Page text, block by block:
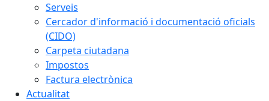
Serveis
Cercador d'informació i documentació oficials
(CIDO)
Carpeta ciutadana
Impostos
Factura electrònica
Actualitat